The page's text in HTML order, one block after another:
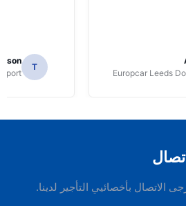
Europcar Leeds
T
الاتصال بأخصائيي التأجير لدينا.